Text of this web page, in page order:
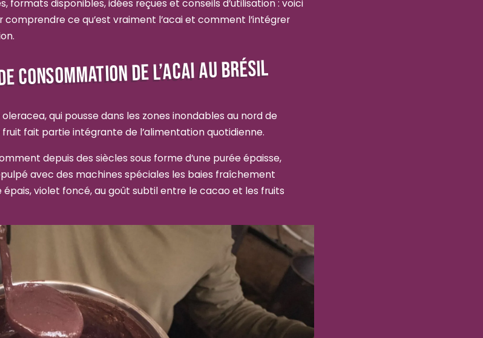
formats disponibles, idées reçues et conseils d’utilisation : voici
ce qu’est vraiment l’acai et comment l’intégrer
CONSOMMATION DE L’ACAI AU BRÉSIL
oleracea, qui pousse dans les zones inondables au nord de
fruit fait partie intégrante de l’alimentation quotidienne.
depuis des siècles sous forme d’une purée épaisse,
avec des machines spéciales les baies fraîchement
épais, violet foncé, au goût subtil entre le cacao et les fruits